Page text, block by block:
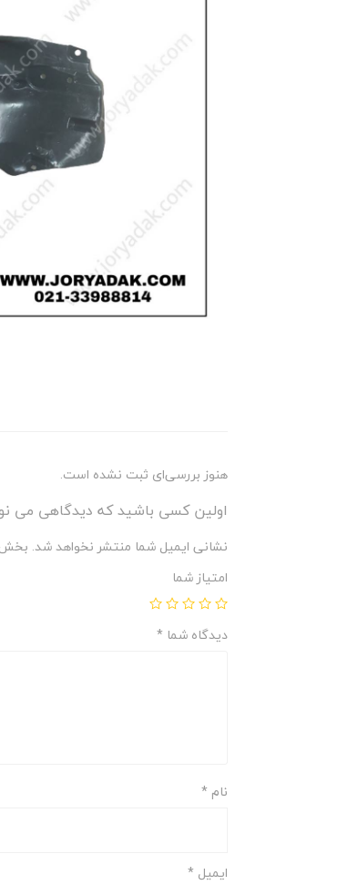
هنوز بررسی‌ای ثبت نشده است.
اولین کسی باشید که دیدگاهی می
نشانی ایمیل شما منتشر نخواهد شد.
امتیاز شما
دیدگاه شما *
نام *
ایمیل *